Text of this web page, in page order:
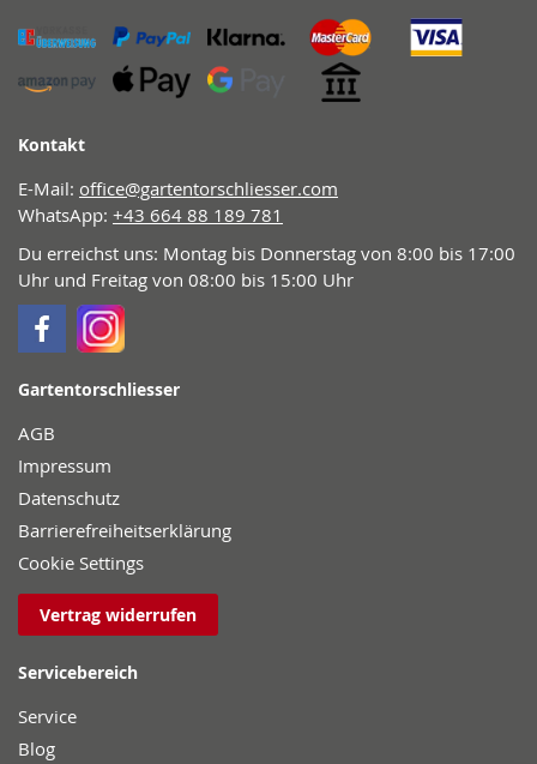
Kontakt
E-Mail: office@gartentorschliesser.com
WhatsApp: +43 664 88 189 781
Du erreichst uns: Montag bis Donnerstag von 8:00 bis 17:00
Uhr und Freitag von 08:00 bis 15:00 Uhr
Gartentorschliesser
AGB
Impressum
Datenschutz
Barrierefreiheitserklärung
Cookie Settings
Vertrag widerrufen
Servicebereich
Service
Blog